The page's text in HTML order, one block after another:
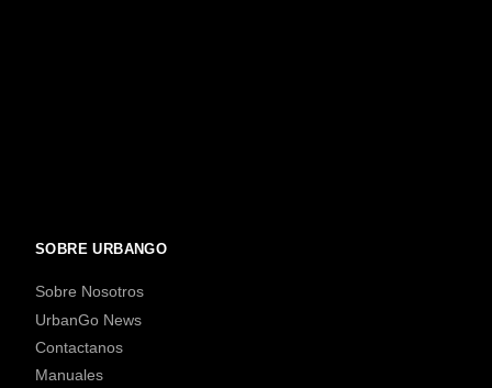
SOBRE URBANGO
Sobre Nosotros
UrbanGo News
Contactanos
Manuales